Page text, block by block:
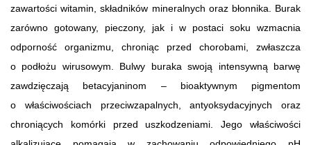
zawartości witamin, składników mineralnych oraz błonnika. Burak
zarówno gotowany, pieczony, jak i w postaci soku wzmacnia
odporność organizmu, chroniąc przed chorobami, zwłaszcza
o podłożu wirusowym. Bulwy buraka swoją intensywną barwę
zawdzięczają betacyjaninom – bioaktywnym pigmentom
o właściwościach przeciwzapalnych, antyoksydacyjnych oraz
chroniących komórki przed uszkodzeniami. Jego właściwości